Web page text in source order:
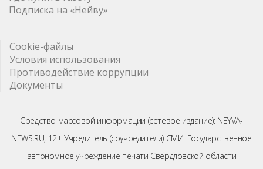
Подписка на «Нейву»
Cookie-файлы
Условия использования
Противодействие коррупции
Документы
Средство массовой информации (сетевое издание): NEYVA-
NEWS.RU, 12+ Учредитель (соучредители) СМИ: Государственное
автономное учреждение печати Свердловской области